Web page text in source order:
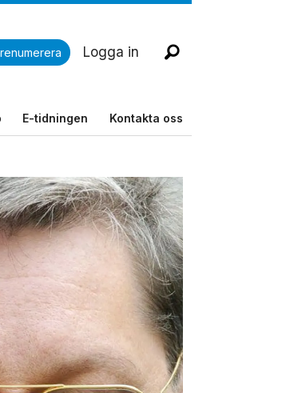
Logga in
E-tidningen Kontakta oss